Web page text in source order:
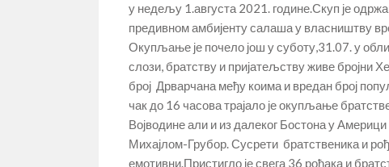
у недељу 1.августа 2021. године.Скуп је
предивном амбијенту салаша у власништву
Окупљање је почело још у суботу,31.07. у
слози, братству и пријатељству живе бројни
број Дрварчана међу коима и вредан број
чак до 16 часова трајало је окупљање
Војводине али и из далеког Бостона у
Михајлом-Грубор. Сусрети братственика и
емотивни.Пристигло је свега 36 рођака и